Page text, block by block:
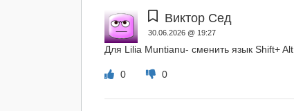
Виктор Сед
30.06.2026 @ 19:27
Для Lilia Muntianu- сменить язык Shift+ Alt
0 0